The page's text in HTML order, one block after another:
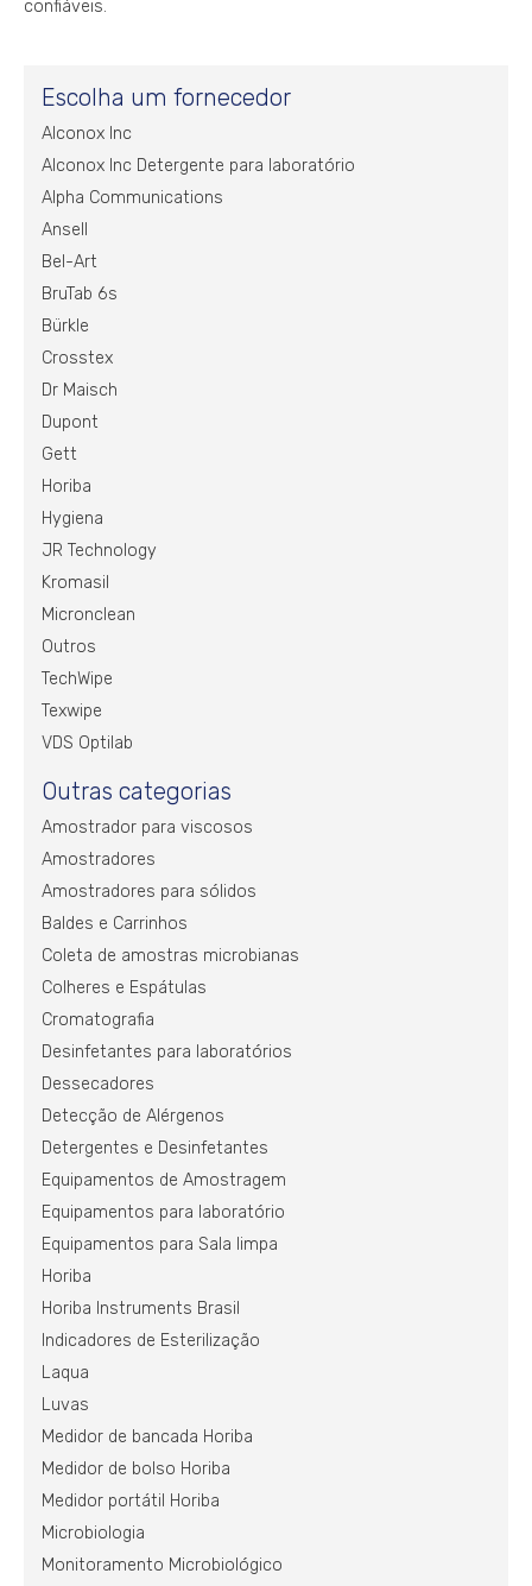
confiáveis.
Escolha um fornecedor
Alconox Inc
Alconox Inc Detergente para laboratório
Alpha Communications
Ansell
Bel-Art
BruTab 6s
Bürkle
Crosstex
Dr Maisch
Dupont
Gett
Horiba
Hygiena
JR Technology
Kromasil
Micronclean
Outros
TechWipe
Texwipe
VDS Optilab
Outras categorias
Amostrador para viscosos
Amostradores
Amostradores para sólidos
Baldes e Carrinhos
Coleta de amostras microbianas
Colheres e Espátulas
Cromatografia
Desinfetantes para laboratórios
Dessecadores
Detecção de Alérgenos
Detergentes e Desinfetantes
Equipamentos de Amostragem
Equipamentos para laboratório
Equipamentos para Sala limpa
Horiba
Horiba Instruments Brasil
Indicadores de Esterilização
Laqua
Luvas
Medidor de bancada Horiba
Medidor de bolso Horiba
Medidor portátil Horiba
Microbiologia
Monitoramento Microbiológico